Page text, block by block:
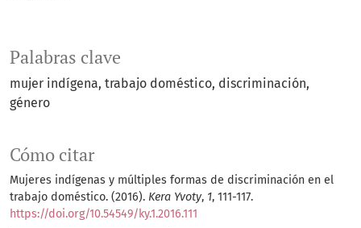
Palabras clave
mujer indígena trabajo doméstico discriminación
género
Cómo citar
Mujeres indígenas y múltiples formas de discriminación en el
trabajo doméstico. (2016). Kera Yvoty, 1, 111-117.
https://doi.org/10.54549/ky.1.2016.111